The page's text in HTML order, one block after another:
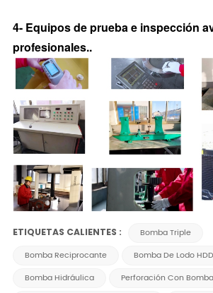
4- Equipos de prueba e inspección
profesionales..
ETIQUETAS CALIENTES :
Bomba Triple
Bomba Reciprocante
Bomba De Lodo HDD
Bomba Hidráulica
Perforación Con